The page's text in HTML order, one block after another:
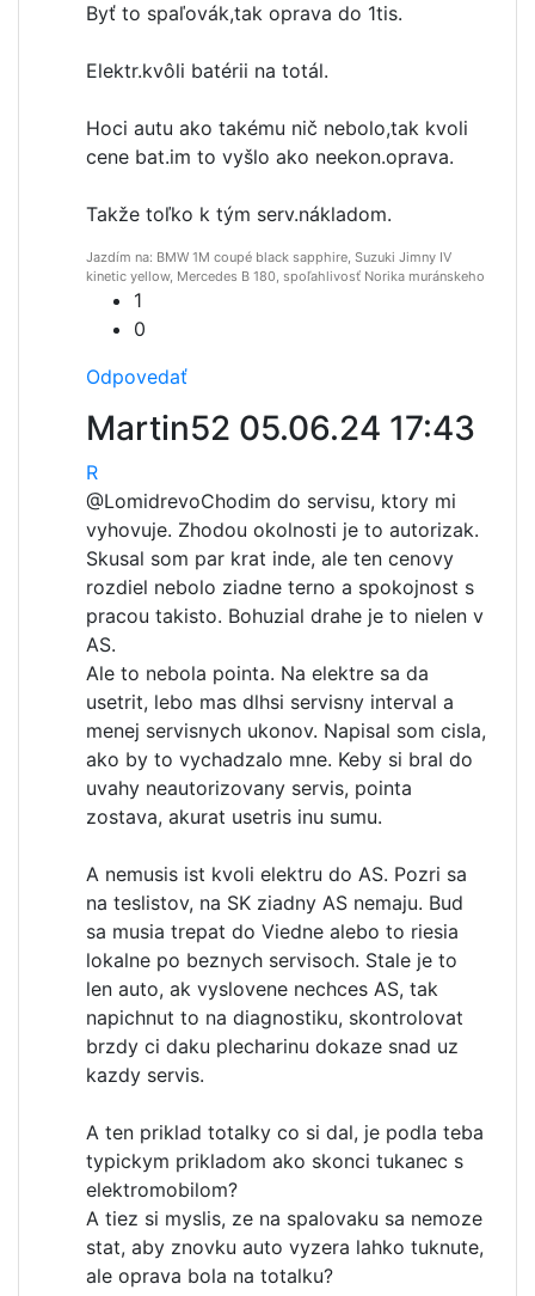
Byť to spaľovák,tak oprava do 1tis.
Elektr.kvôli batérii na totál.
Hoci autu ako takému nič nebolo,tak kvoli
cene bat.im to vyšlo ako neekon.oprava.
Takže toľko k tým serv.nákladom.
Jazdím na: BMW 1M coupé black sapphire, Suzuki Jimny IV
kinetic yellow, Mercedes B 180, spoľahlivosť Norika muránskeho
1
0
Odpovedať
Martin52 05.06.24 17:43
R
@LomidrevoChodim do servisu, ktory mi
vyhovuje. Zhodou okolnosti je to autorizak.
Skusal som par krat inde, ale ten cenovy
rozdiel nebolo ziadne terno a spokojnost s
pracou takisto. Bohuzial drahe je to nielen v
AS.
Ale to nebola pointa. Na elektre sa da
usetrit, lebo mas dlhsi servisny interval a
menej servisnych ukonov. Napisal som cisla,
ako by to vychadzalo mne. Keby si bral do
uvahy neautorizovany servis, pointa
zostava, akurat usetris inu sumu.
A nemusis ist kvoli elektru do AS. Pozri sa
na teslistov, na SK ziadny AS nemaju. Bud
sa musia trepat do Viedne alebo to riesia
lokalne po beznych servisoch. Stale je to
len auto, ak vyslovene nechces AS, tak
napichnut to na diagnostiku, skontrolovat
brzdy ci daku plecharinu dokaze snad uz
kazdy servis.
A ten priklad totalky co si dal, je podla teba
typickym prikladom ako skonci tukanec s
elektromobilom?
A tiez si myslis, ze na spalovaku sa nemoze
stat, aby znovku auto vyzera lahko tuknute,
ale oprava bola na totalku?